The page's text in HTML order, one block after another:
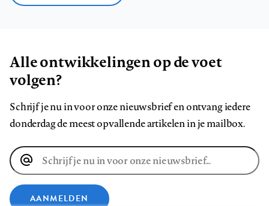
Alle ontwikkelingen op de voet
volgen?
Schrijf je nu in voor onze nieuwsbrief en ontvang iedere
donderdag de meest opvallende artikelen in je mailbox.
E-
mailadres
AANMELDEN